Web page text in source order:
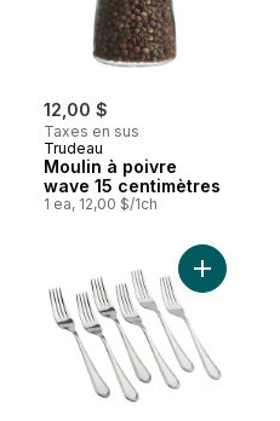
12,00 $
Taxes en sus
Trudeau
Moulin à poivre
wave 15 centimètres
1 ea, 12,00 $/1ch
Assiette à salade – prairies au
Ajouter